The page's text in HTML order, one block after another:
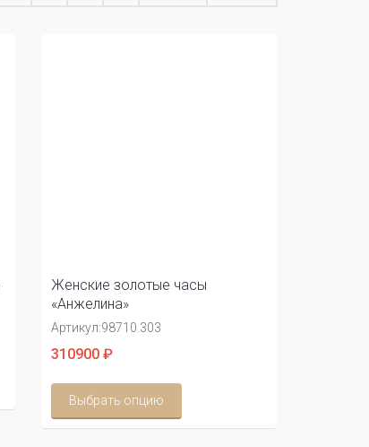
Женские золотые часы
«Анжелина»
Артикул:98710.303
310900 ₽
Выбрать опцию